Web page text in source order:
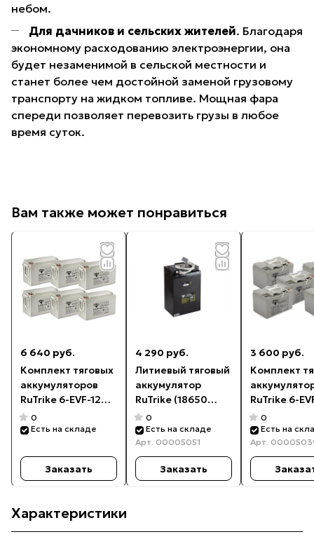
небом.
Для дачников и сельских жителей. Благодаря
экономному расходованию электроэнергии, она
будет незаменимой в сельской местности и
станет более чем достойной заменой грузовому
транспорту на жидком топливе. Мощная фара
спереди позволяет перевозить грузы в любое
время суток.
Вам также может понравиться
6 640 руб.
Комплект тяговых
аккумуляторов
RuTrike 6-EVF-120
(72V120A/H C3)
0
Есть на складе
Заказать
4 290 руб.
Литиевый тяговый
аккумулятор
RuTrike (18650
MnCoNi) 60V52A/H
0
Есть на складе
Арт. 00005051
Заказать
3 600 руб.
Комплект
RuTrike 6-
(60V60A/H
0
Есть на
Арт.
Характеристики